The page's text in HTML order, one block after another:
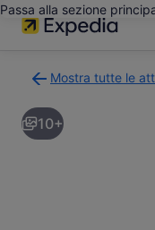
Passa alla sezione
Mostra tutte le
alla
pagina
dei
10+